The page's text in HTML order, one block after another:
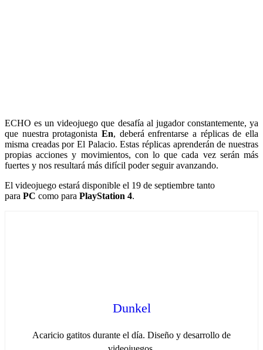
ECHO es un videojuego que desafía al jugador constantemente, ya
que nuestra protagonista En, deberá enfrentarse a réplicas de ella
misma creadas por El Palacio. Estas réplicas aprenderán de nuestras
propias acciones y movimientos, con lo que cada vez serán más
fuertes y nos resultará más difícil poder seguir avanzando.
El videojuego estará disponible el 19 de septiembre tanto
para PC como para PlayStation 4.
Dunkel
Acaricio gatitos durante el día. Diseño y desarrollo de